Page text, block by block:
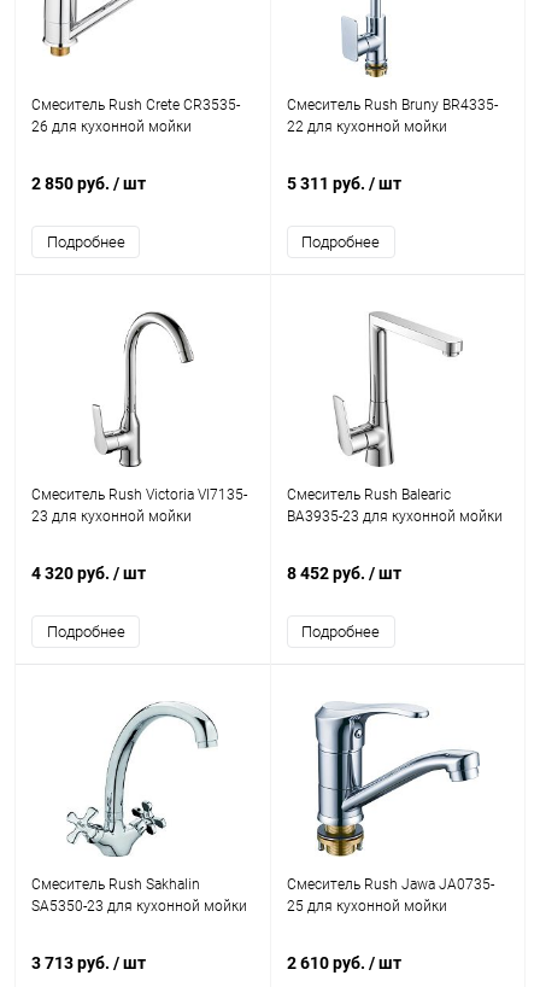
Смеситель Rush Crete CR3535-
26 для кухонной мойки
2 850 руб. / шт
Подробнее
Смеситель Rush Bruny BR4335-
22 для кухонной мойки
5 311 руб. / шт
Подробнее
Смеситель Rush Victoria VI7135-
23 для кухонной мойки
4 320 руб. / шт
Подробнее
Смеситель Rush Balearic
BA3935-23 для кухонной мойки
8 452 руб. / шт
Подробнее
Смеситель Rush Sakhalin
SA5350-23 для кухонной мойки
3 713 руб. / шт
Смеситель Rush Jawa JA0735-
25 для кухонной мойки
2 610 руб. / шт